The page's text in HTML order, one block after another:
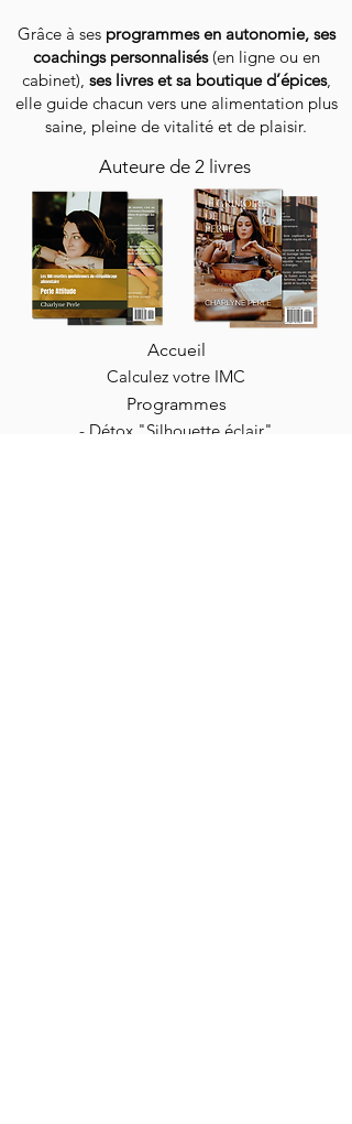
Grâce à ses programmes en autonomie, ses
coachings personnalisés(en ligne ou en
cabinet), ses livres et sa boutique d’épices,
elle guide chacun vers une alimentation plus
saine, pleine de vitalité et de plaisir.
Auteure de 2 livres
Accueil
Calculez votre IMC
Programmes
- Détox "Silhouette éclair"